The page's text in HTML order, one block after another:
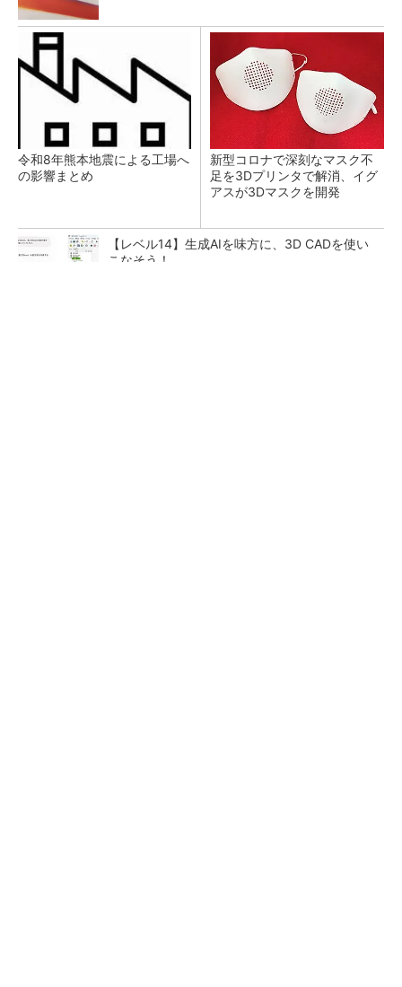
令和8年熊本地震による工場へ
の影響まとめ
新型コロナで深刻なマスク不
足を3Dプリンタで解消、イグ
アスが3Dマスクを開発
【レベル14】生成AIを味方に、3D CADを使い
こなそう！